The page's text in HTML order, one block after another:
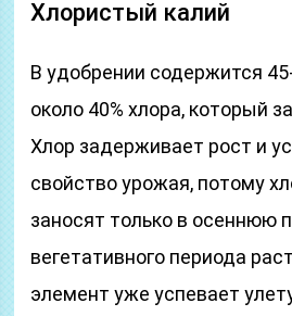
Хлористый калий
В удобрении содержится
около 40% хлора, который
Хлор задерживает рост и
свойство урожая, потому
заносят только в осеннюю
вегетативного периода
элемент уже успевает